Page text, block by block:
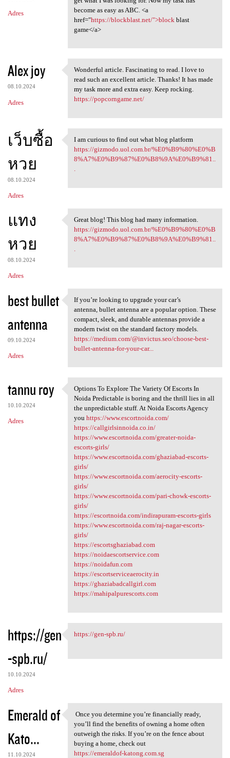
Adres
become as easy as ABC. <a
href="https://blockblast.net/">block blast
game</a>
Alex joy
08.10.2024
Adres
Wonderful article.
Wonderful article. Fascinating to read. I love to
read such an excellent article. Thanks! It has made
my task more and extra easy. Keep rocking.
https://popcorngame.net/
เว็บซื้อ
หวย
08.10.2024
Adres
I am curious to find out what
I am curious to find out what blog platform
https://gizmodo.uol.com.br/%E0%B9%80%E0%B
8%A7%E0%B9%87%E0%B8%9A%E0%B9%81..
แทง
หวย
08.10.2024
Adres
Great blog! This blog had
Great blog! This blog had many information.
https://gizmodo.uol.com.br/%E0%B9%80%E0%B
8%A7%E0%B9%87%E0%B8%9A%E0%B9%81..
best bullet
antenna
09.10.2024
Adres
If you’re looking to upgrade
If you’re looking to upgrade your car’s
antenna, bullet antenna are a popular option. These
compact, sleek, and durable antennas provide a
modern twist on the standard factory models.
https://medium.com/@invictus.seo/choose-best-
bullet-antenna-for-your-car...
tannu roy
10.10.2024
Adres
Options To Explore The
Options To Explore The Variety Of Escorts In
Noida Predictable is boring and the thrill lies in all
the unpredictable stuff. At Noida Escorts Agency
you https://www.escortnoida.com/
https://callgirlsinnoida.co.in/
https://www.escortnoida.com/greater-noida-
escorts-girls/
https://www.escortnoida.com/ghaziabad-escorts-
girls/
https://www.escortnoida.com/aerocity-escorts-
girls/
https://www.escortnoida.com/pari-chowk-escorts-
girls/
https://escortnoida.com/indirapuram-escorts-girls
https://www.escortnoida.com/raj-nagar-escorts-
girls/
https://escortsghaziabad.com
https://noidaescortservice.com
https://noidafun.com
https://escortserviceaerocity.in
https://ghaziabadcallgirl.com
https://mahipalpurescorts.com
https://gen
-spb.ru/
10.10.2024
Adres
https://gen-spb.ru/
https://gen-spb.ru/
Emerald of
Kato...
11.10.2024
Once you determine you’re
Once you determine you’re financially ready,
you’ll find the benefits of owning a home often
outweigh the risks. If you’re on the fence about
buying a home, check out
https://emeraldof-katong.com.sg